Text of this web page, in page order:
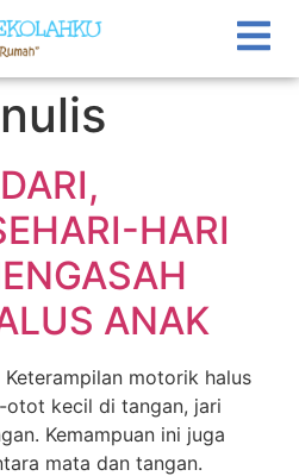
HARI
ANAK
Keterampilan motorik halus
kecil di tangan, jari
Kemampuan ini juga
mata dan tangan.